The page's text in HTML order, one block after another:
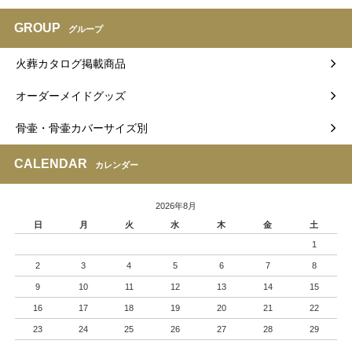
GROUP グループ
火葬カタログ掲載商品
オーダーメイドグッズ
骨壷・骨壷カバーサイズ別
CALENDAR カレンダー
2026年8月
日
月 火 水 木 金 土
1
2 3 4 5 6 7 8
9 10 11 12 13 14 15
16 17 18 19 20 21 22
23 24 25 26 27 28 29